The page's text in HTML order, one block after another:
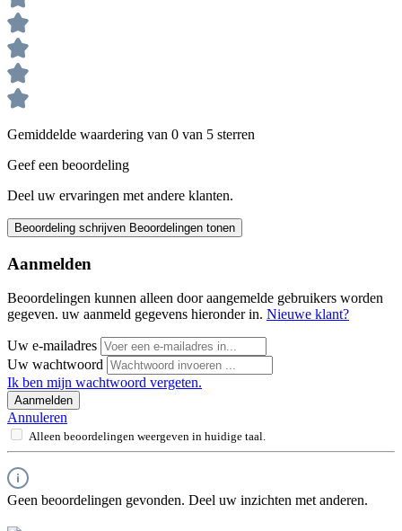
Gemiddelde waardering van 0 van 5 sterren
Geef een beoordeling
Deel uw ervaringen met andere klanten.
Beoordeling schrijven Beoordelingen tonen
Aanmelden
Beoordelingen kunnen alleen door aangemelde gebruikers worden
gegeven. uw aanmeld gegevens hieronder in. Nieuwe klant?
Uw e-mailadres
Uw wachtwoord
Ik ben mijn wachtwoord vergeten.
Aanmelden
Annuleren
Alleen beoordelingen weergeven in huidige taal.
Geen beoordelingen gevonden. Deel uw inzichten met anderen.